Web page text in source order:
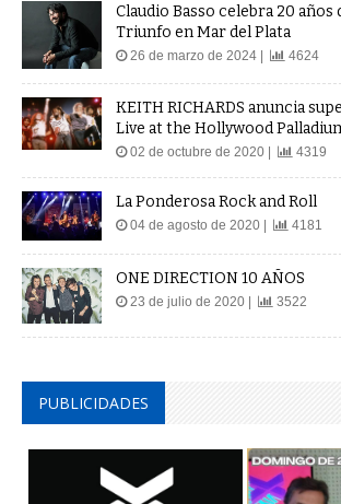
Claudio Basso celebra 20 años
Triunfo en Mar del Plata
26 de marzo de 2024 | 4624
KEITH RICHARDS anuncia
Live at the Hollywood
02 de octubre de 2020 | 4319
La Ponderosa Rock and Roll
04 de agosto de 2020 | 4181
ONE DIRECTION 10 AÑOS
23 de julio de 2020 | 3522
PUBLICIDADES